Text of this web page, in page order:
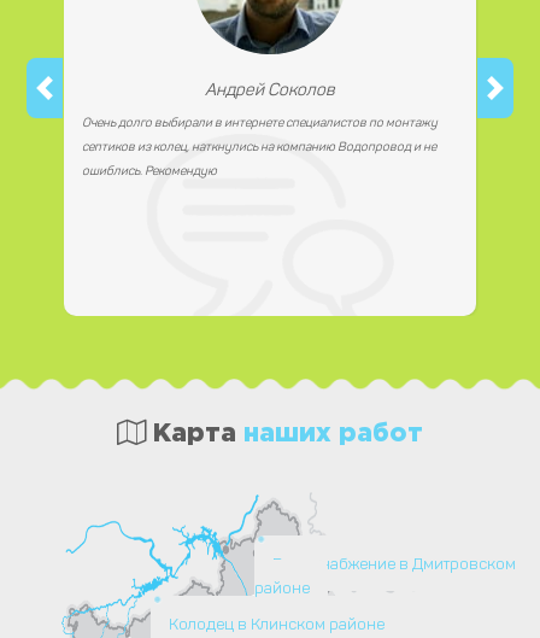
Андрей Соколов
Очень долго выбирали в интернете специалистов по монтажу
септиков из колец, наткнулись на компанию Водопровод и не
ошиблись. Рекомендую
Карта наших работ
Колодец в Клинском районе
Водоснабжение в Дмитровском
районе